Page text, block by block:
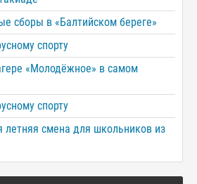
сборы в «Балтийском береге»
спорту
«Молодёжное» в самом
спорту
летняя смена для школьников из